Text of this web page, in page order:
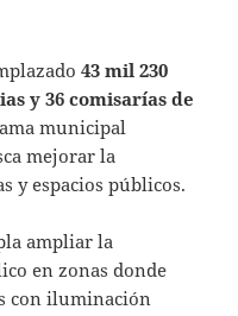
43 mil 230
y 36 comisarías de
municipal
mejorar la
y espacios públicos.
ampliar la
en zonas donde
con iluminación